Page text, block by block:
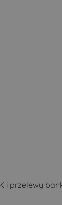
i przelewy